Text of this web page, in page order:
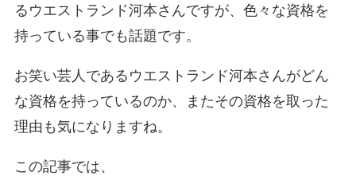
るウエストランド河本さんですが、色々な資格を
持っている事でも話題です。
お笑い芸人であるウエストランド河本さんがどん
な資格を持っているのか、またその資格を取った
理由も気になりますね。
この記事では、